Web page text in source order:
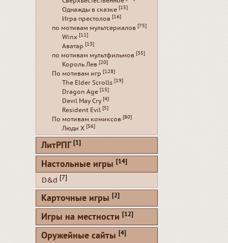
Однажды в сказке [15]
Игра престолов [16]
по мотивам мультсериалов [75]
Winx [11]
Аватар [13]
по мотивам мультфильмов [35]
Король Лев [20]
По мотивам игр [128]
The Elder Scrolls [19]
Dragon Age [15]
Devil May Cry [4]
Resident Evil [5]
По мотивам комиксов [80]
Люди Х [56]
ЛитРПГ [1]
Настольные игры [14]
D&d [7]
Карточные игры [2]
Игры на местности [12]
Оружейные сайты [4]